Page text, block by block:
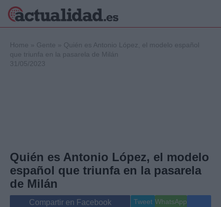
Internacional
Viajes
Gente
Musica
Home » Gente » Quién es Antonio López, el modelo español
que triunfa en la pasarela de Milán
31/05/2023
Quién es Antonio López, el modelo
español que triunfa en la pasarela
de Milán
Compartir en Facebook Tweet WhatsApp